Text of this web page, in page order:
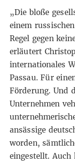
„Die bloße
einem
Regel gegen
erläutert
internationales
Passau. Für
Förderung. Und
Unternehmen
ansässige
worden,
eingestellt. Auch